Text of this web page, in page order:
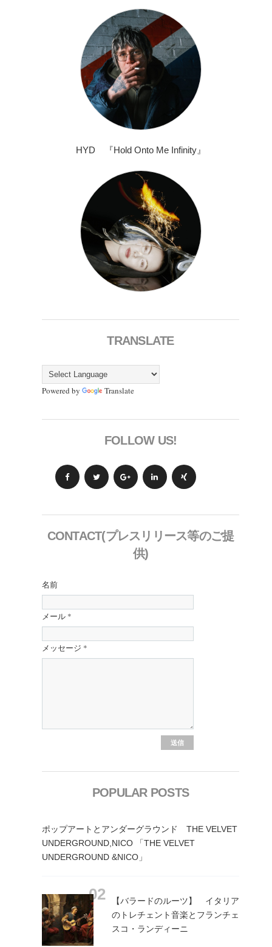
HYD 『Hold Onto Me Infinity』
TRANSLATE
Powered by Translate
FOLLOW US!
CONTACT(プレスリリース等のご提
供)
名前
メール *
メッセージ *
POPULAR POSTS
ポップアートとアンダーグラウンド THE VELVET
UNDERGROUND,NICO 「THE VELVET
UNDERGROUND &NICO」
【バラードのルーツ】 イタリア
のトレチェント音楽とフランチェ
スコ・ランディーニ